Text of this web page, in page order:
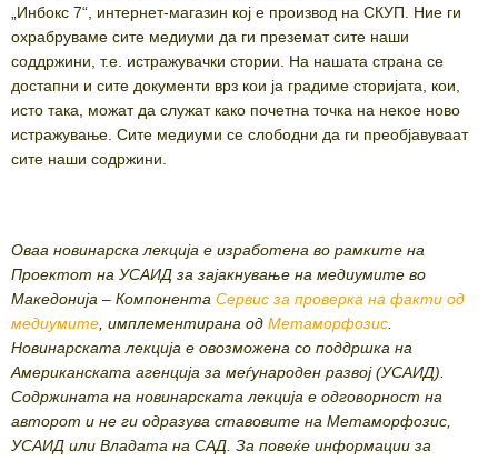
„Инбокс 7“, интернет-магазин кој е производ на СКУП. Ние ги
охрабруваме сите медиуми да ги преземат сите наши
соддржини, т.е. истражувачки стории. На нашата страна се
достапни и сите документи врз кои ја градиме сторијата, кои,
исто така, можат да служат како почетна точка на некое ново
истражување. Сите медиуми се слободни да ги преобјавуваат
сите наши содржини.
Оваа новинарска лекција е изработена во рамките на
Проектот на УСАИД за зајакнување на медиумите во
Македонија – Компонента Сервис за проверка на факти од
медиумите , имплементирана од Метаморфозис
Новинарската лекција e овозможенa сo поддршка на
Американската агенција за меѓународен развој (УСАИД).
Содржината на новинарската лекција е одговорност на
авторот и не ги одразува ставовите на Метаморфозис,
УСАИД или Владата на САД. За повеќе информации за